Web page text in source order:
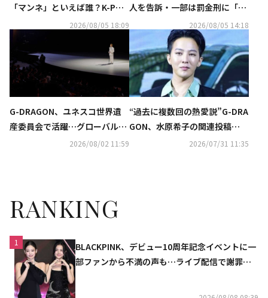
「マンネ」といえば誰？K-POP
推しタイプ別調査の結果が明ら
かに
2026/08/05 18:09
人を告訴・一部は罰金刑に「匿
名アカウントも処罰の可能性」
2026/08/05 14:18
G-DRAGON、ユネスコ世界遺
産委員会で活躍…グローバルな
2026/08/02 11:59
“過去に複数回の熱愛説”G-DRA
GON、水原希子の関連投稿
に“いいね”…ファンの注目集ま
2026/07/31 11:35
RANKING
1
BLACKPINK、デビュー10周年記念イベントに一
部ファンから不満の声も…ライブ配信で謝罪